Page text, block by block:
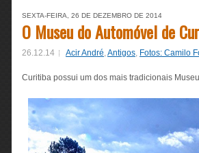
SEXTA-FEIRA, 26 DE DEZEMBRO DE 2014
O Museu do Automóvel de
26.12.14 Acir André,Antigos, Fotos: Camilo
Curitiba possui um dos mais tradicionais